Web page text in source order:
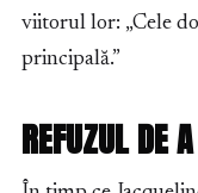
viitorul lor: „Cele
principală.”
REFUZUL DE